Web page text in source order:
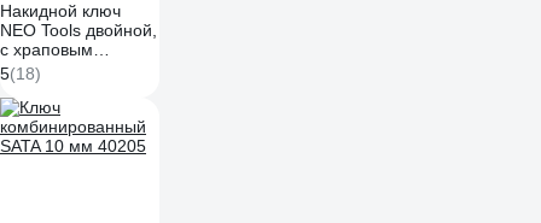
Накидной ключ
NEO Tools двойной,
с храповым
механизмом,
длинный, 22 мм 09-
368
5(18)